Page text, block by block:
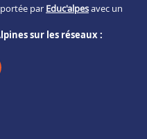
par Educ'alpesavec un
sur les réseaux :